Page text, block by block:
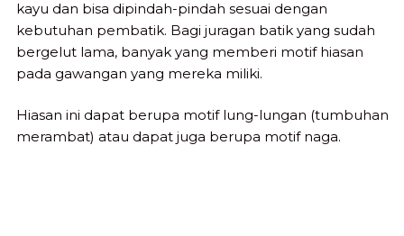
kayu dan bisa dipindah-pindah sesuai dengan
kebutuhan pembatik. Bagi juragan batik yang sudah
bergelut lama, banyak yang memberi motif hiasan
pada gawangan yang mereka miliki.
Hiasan ini dapat berupa motif lung-lungan (tumbuhan
merambat) atau dapat juga berupa motif naga.